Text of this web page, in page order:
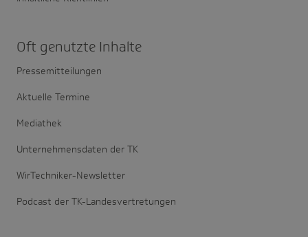
Oft genutzte Inhalte
Pressemitteilungen
Aktuelle Termine
Mediathek
Unternehmensdaten der TK
WirTechniker-Newsletter
Podcast der TK-Landesvertretungen